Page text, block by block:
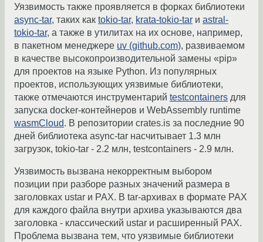
Уязвимость также проявляется в форках библиотеки
async-tar, таких как tokio-tar, krata-tokio-tar и astral-
tokio-tar, а также в утилитах на их основе, например,
в пакетном менеджере uv (github.com), развиваемом
в качестве высокопроизводительной замены «pip»
для проектов на языке Python. Из популярных
проектов, использующих уязвимые библиотеки,
также отмечаются инструментарий testcontainers для
запуска docker-контейнеров и WebAssembly runtime
wasmCloud. В репозитории crates.is за последние 90
дней библиотека async-tar насчитывает 1.3 млн
загрузок, tokio-tar - 2.2 млн, testcontainers - 2.9 млн.
Уязвимость вызвана некорректным выбором
позиции при разборе разных значений размера в
заголовках ustar и PAX. В tar-архивах в формате PAX
для каждого файла внутри архива указываются два
заголовка - классический ustar и расширенный PAX.
Проблема вызвана тем, что уязвимые библиотеки